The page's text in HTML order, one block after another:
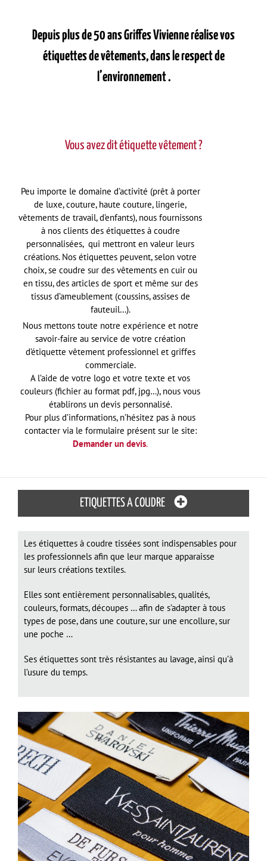
Depuis plus de 50 ans Griffes Vivienne réalise vos
étiquettes de vêtements, dans le respect de
l’environnement .
Vous avez dit étiquette vêtement ?
Peu importe le domaine d’activité (prêt à porter
de luxe, couture, haute couture, lingerie,
vêtements de travail, d’enfants), nous fournissons
à nos clients des étiquettes à coudre
personnalisées, qui mettront en valeur leurs
créations. Nos étiquettes peuvent, selon votre
choix, se coudre sur des vêtements en cuir ou
en tissu, des articles de sport et même sur des
tissus d’ameublement (coussins, assises de
fauteuil…).
Nous mettons toute notre expérience et notre
savoir-faire au service de votre création
d’étiquette vêtement professionnel et griffes
commerciale.
A l’aide de votre logo et votre texte et vos
couleurs (fichier au format pdf, jpg…), nous vous
établirons un devis personnalisé.
Pour plus d’informations, n’hésitez pas à nous
contacter via le formulaire présent sur le site:
Demander un devis.
ETIQUETTES A COUDRE
Les étiquettes à coudre tissées sont indispensables pour
les professionnels afin que leur marque apparaisse
sur leurs créations textiles.
Elles sont entièrement personnalisables, qualités,
couleurs, formats, découpes … afin de s’adapter à tous
types de pose, dans une couture, sur une encollure, sur
une poche …
Ses étiquettes sont très résistantes au lavage, ainsi qu’à
l’usure du temps.